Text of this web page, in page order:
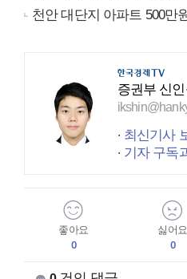
천안 대단지 아파트 500만
증권부 신
최신기사
기자 구독
좋아요
0
싫어요
0